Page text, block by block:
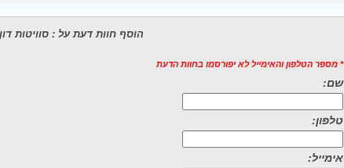
הוסף חוות דעת על : סוויטות דון
* מספר הטלפון והאימייל לא יפורסמו בחוות הדעת
שם:
טלפון:
אימייל: